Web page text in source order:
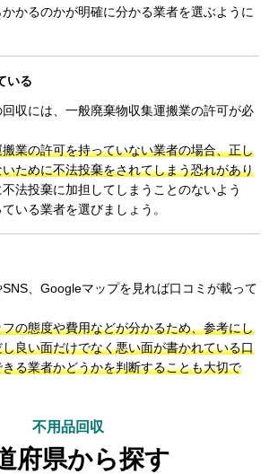
かるのかが明確に分かる業者を選ぶように
いる
収には、一般廃棄物収集運搬業の許可が必
業の許可を持っていない業者の場合、正し
ために不法投棄をされてしまう恐れがあり
法投棄に加担してしまうことのないよう
いる業者を選びましょう。
、Googleマップを見れば口コミが載って
の態度や費用などが分かるため、参考にし
良い面だけでなく悪い面が書かれている口
る業者かどうかを判断することも大切で
不用品回収
府県から探す